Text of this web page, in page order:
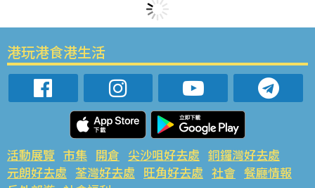
港玩港食港生活
活動展覽 市集 開倉 尖沙咀好去處 銅鑼灣好去處
元朗好去處 荃灣好去處 旺角好去處 社會 餐廳情報